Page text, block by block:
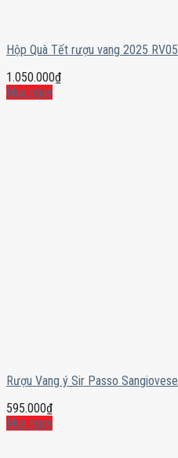
Hộp Quà Tết rượu vang 2025 RV05
1.050.000₫
Mua ngay
Rượu Vang ý Sir Passo Sangiovese
595.000₫
Mua ngay